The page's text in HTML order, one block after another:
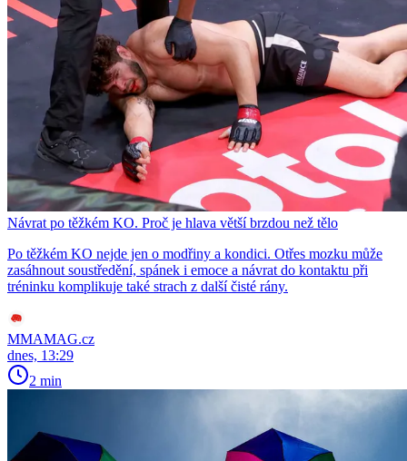
Návrat po těžkém KO. Proč je hlava větší brzdou než tělo
Po těžkém KO nejde jen o modřiny a kondici. Otřes mozku může
zasáhnout soustředění, spánek i emoce a návrat do kontaktu při
tréninku komplikuje také strach z další čisté rány.
MMAMAG.cz
dnes, 13:29
2 min